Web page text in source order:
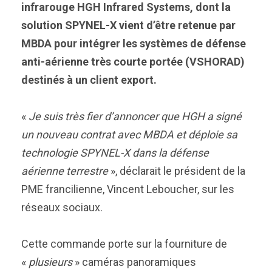
infrarouge HGH Infrared Systems, dont la
solution SPYNEL-X vient d’être retenue par
MBDA pour intégrer les systèmes de défense
anti-aérienne très courte portée (VSHORAD)
destinés à un client export.
« Je suis très fier d’annoncer que HGH a signé
un nouveau contrat avec MBDA et déploie sa
technologie SPYNEL-X dans la défense
aérienne terrestre», déclarait le président de la
PME francilienne, Vincent Leboucher, sur les
réseaux sociaux.
Cette commande porte sur la fourniture de
« plusieurs» caméras panoramiques